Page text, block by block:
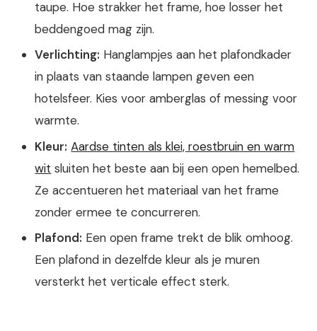
taupe. Hoe strakker het frame, hoe losser het
beddengoed mag zijn.
Verlichting: Hanglampjes aan het plafondkader
in plaats van staande lampen geven een
hotelsfeer. Kies voor amberglas of messing voor
warmte.
Kleur: Aardse tinten als klei, roestbruin en warm
wit sluiten het beste aan bij een open hemelbed.
Ze accentueren het materiaal van het frame
zonder ermee te concurreren.
Plafond: Een open frame trekt de blik omhoog.
Een plafond in dezelfde kleur als je muren
versterkt het verticale effect sterk.